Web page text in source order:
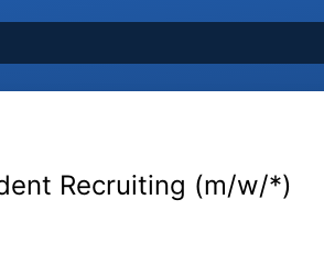
Recruiting (m/w/*)